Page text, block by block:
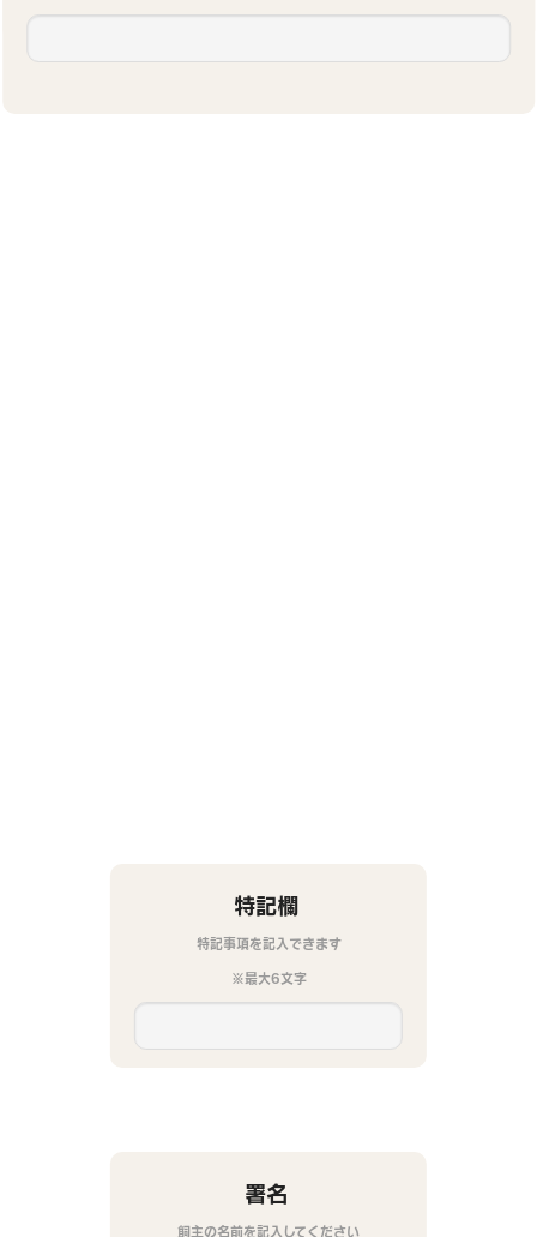
特記欄
特記事項を記入できます
※最大6文字
署名
飼主の名前を記入してください